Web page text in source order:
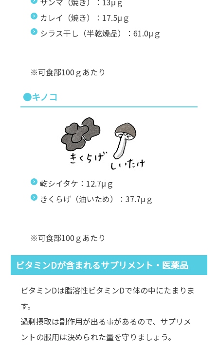
カレイ（焼き）：17.5μｇ
シラス干し（半乾燥品）：61.0μｇ
※可食部100ｇあたり
●キノコ
乾シイタケ：12.7μｇ
きくらげ（油いため）：37.7μｇ
※可食部100ｇあたり
ビタミンDが含まれるサプリメント・医薬品
ビタミンDは脂溶性ビタミンDで体の中にたまりま
す。
過剰摂取は副作用が出る事があるので、サプリメ
ントの服用は決められた量を守りましょう。